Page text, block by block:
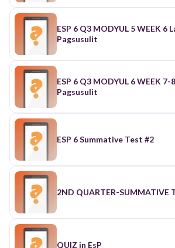
ESP 6 Q3 MODYUL 5 WEEK 6
Pagsusulit
ESP 6 Q3 MODYUL 6 WEEK 7-
Pagsusulit
ESP 6 Summative Test #2
2ND QUARTER-SUMMATIVE
QUIZ in EsP